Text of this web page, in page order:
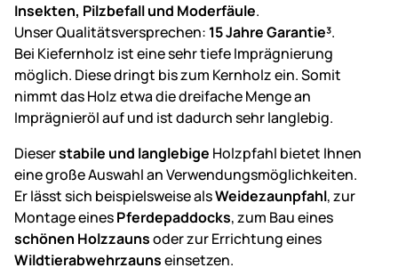
Insekten, Pilzbefall und Moderfäule.
Unser Qualitätsversprechen: 15 Jahre Garantie³.
Bei Kiefernholz ist eine sehr tiefe Imprägnierung
möglich. Diese dringt bis zum Kernholz ein. Somit
nimmt das Holz etwa die dreifache Menge an
Imprägnieröl auf und ist dadurch sehr langlebig.
Dieserstabile und langlebige Holzpfahl bietet Ihnen
eine große Auswahl an Verwendungsmöglichkeiten.
Er lässt sich beispielsweise alsWeidezaunpfahl, zur
Montage einesPferdepaddocks, zum Bau eines
schönen Holzzaunsoder zur Errichtung eines
Wildtierabwehrzaunseinsetzen.